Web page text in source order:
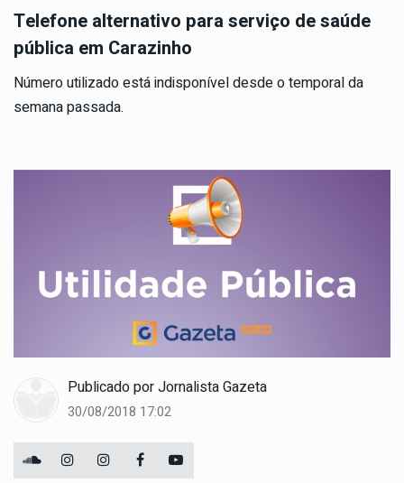
Telefone alternativo para serviço de saúde
pública em Carazinho
Número utilizado está indisponível desde o temporal da
semana passada.
Publicado porJornalista Gazeta
30/08/2018 17:02